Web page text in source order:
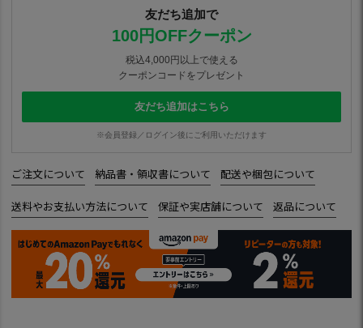
友だち追加で
100円OFFクーポン
税込4,000円以上で使える
クーポンコードをプレゼント
友だち追加はこちら
※会員登録／ログイン後にご利用いただけます
ご注文について 納品書・領収書について 配送や梱包について
送料やお支払い方法について 保証や実店舗について 返品について